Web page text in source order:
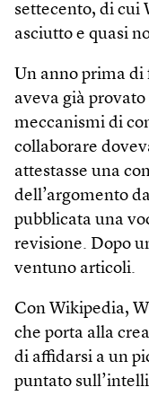
settecento, di cui
asciutto e quasi
Un anno prima
aveva già
meccanismi di
collaborare
attestasse una
dell’argomento
pubblicata una
revisione. Dopo
ventuno articoli.
Con Wikipedia,
che porta alla
di affidarsi a un
puntato